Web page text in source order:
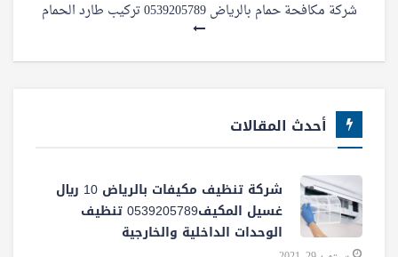
شركة مكافحة حمام بالرياض 0539205789 تركيب طارد الحمام
أحدث المقالات
شركة تنظيف مكيفات بالرياض 10 ريال
غسيل المكيف0539205789 تنظيف
الوحدات الداخلية والخارجية